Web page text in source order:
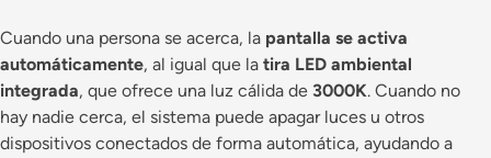
Cuando una persona se acerca, la pantalla se activa
automáticamente, al igual que la tira LED ambiental
integrada, que ofrece una luz cálida de 3000K. Cuando no
hay nadie cerca, el sistema puede apagar luces u otros
dispositivos conectados de forma automática, ayudando a